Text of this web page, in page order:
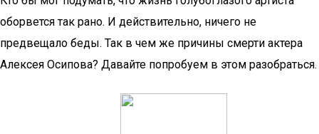
оборвется так рано. И действительно, ничего не
предвещало беды. Так в чем же причины смерти актера
Алексея Осипова? Давайте попробуем в этом разобраться.